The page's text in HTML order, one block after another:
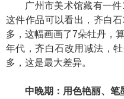
广州市美术馆藏有一件
这件作品可以看出，齐白
多，这幅画画了7朵牡丹，
年代，齐白石改用减法，
多，这是最大差异。
中晚期：用色艳丽、笔